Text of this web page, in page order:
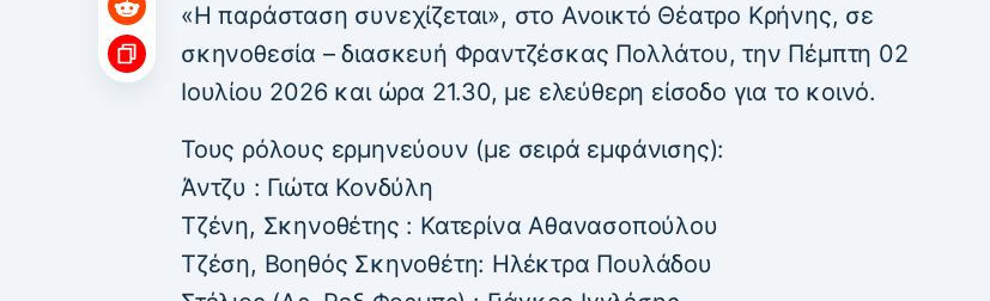
«Η παράσταση συνεχίζεται», στο Ανοικτό Θέατρο Κρήνης, σε
σκηνοθεσία – διασκευή Φραντζέσκας Πολλάτου, την Πέμπτη 02
Ιουλίου 2026 και ώρα 21.30, με ελεύθερη είσοδο για το κοινό.
Τους ρόλους ερμηνεύουν (με σειρά εμφάνισης):
Άντζυ : Γιώτα Κονδύλη
Τζένη, Σκηνοθέτης : Κατερίνα Αθανασοπούλου
Τζέση, Βοηθός Σκηνοθέτη: Ηλέκτρα Πουλάδου